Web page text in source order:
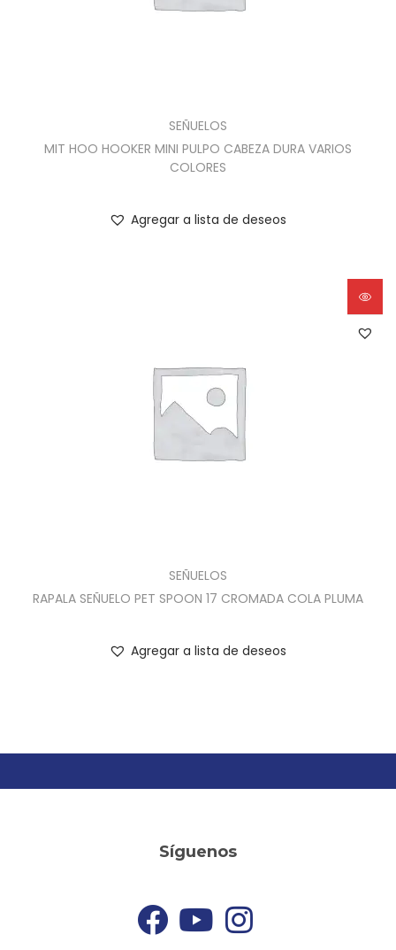
SEÑUELOS
MIT HOO HOOKER MINI PULPO CABEZA DURA VARIOS
COLORES
Agregar a lista de deseos
SEÑUELOS
RAPALA SEÑUELO PET SPOON 17 CROMADA COLA PLUMA
Agregar a lista de deseos
Síguenos